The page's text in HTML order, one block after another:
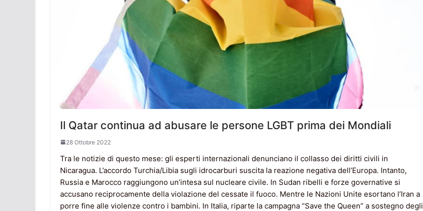
Il Qatar continua ad abusare le persone LGBT prima dei Mondiali
28 Ottobre 2022
Tra le notizie di questo mese: gli esperti internazionali denunciano il collasso dei diritti civili in
Nicaragua. L’accordo Turchia/Libia sugli idrocarburi suscita la reazione negativa dell’Europa. Intanto,
Russia e Marocco raggiungono un’intesa sul nucleare civile. In Sudan ribelli e forze governative si
accusano reciprocamente della violazione del cessate il fuoco. Mentre le Nazioni Unite esortano l’Iran a
porre fine alle violenze contro i bambini. In Italia, riparte la campagna “Save the Queen” a sostegno degli